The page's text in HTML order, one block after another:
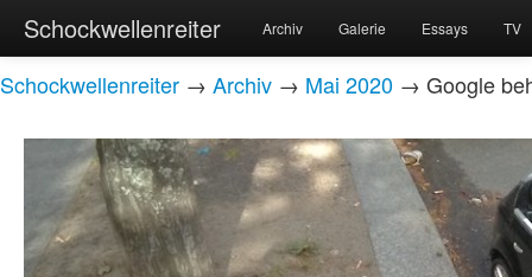
Schockwellenreiter Archiv Galerie Essays TV
Schockwellenreiter → Archiv → Mai 2020 → Google